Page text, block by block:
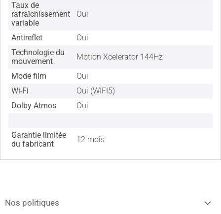
Taux de
rafraîchissement
variable
Oui
Antireflet
Oui
Technologie du
mouvement
Motion Xcelerator 144Hz
Mode film
Oui
Wi-Fi
Oui (WIFI5)
Dolby Atmos
Oui
Garantie limitée
du fabricant
12 mois
Nos politiques